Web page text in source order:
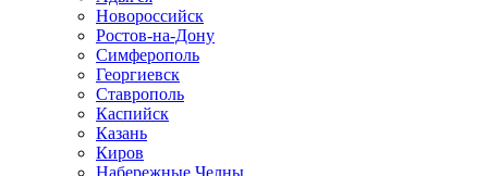
Новороссийск
Ростов-на-Дону
Симферополь
Георгиевск
Ставрополь
Каспийск
Казань
Киров
Набережные Челны